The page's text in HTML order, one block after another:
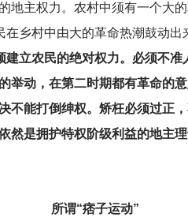
地主权力。农村中须有一个大
乡村中由大的革命热潮鼓动出
立农民的绝对权力。必须不
举动，在第二时期都有革命的
不能打倒绅权。矫枉必须过正
然是拥护特权阶级利益的地主
所谓“痞子运动”